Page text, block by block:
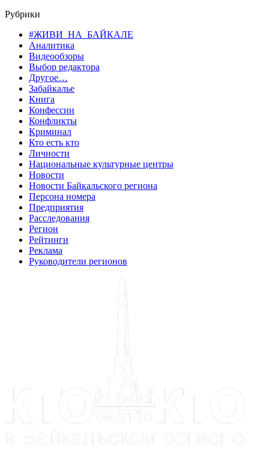
Рубрики
#ЖИВИ_НА_БАЙКАЛЕ
Аналитика
Видеообзоры
Выбор редактора
Другое…
Забайкалье
Книга
Конфессии
Конфликты
Криминал
Кто есть кто
Личности
Национальные культурные центры
Новости
Новости Байкальского региона
Персона номера
Предприятия
Расследования
Регион
Рейтинги
Реклама
Руководители регионов